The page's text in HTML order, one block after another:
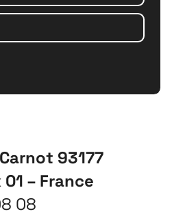
93177
– France
08